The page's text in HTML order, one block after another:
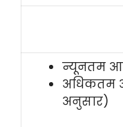
न्यूनतम आयु
अधिकतम
अनुसार)